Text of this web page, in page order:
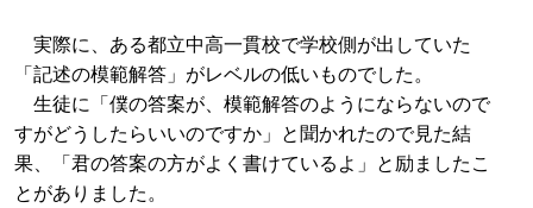
実際に、ある都立中高一貫校で学校側が出していた
「記述の模範解答」がレベルの低いものでした。
生徒に「僕の答案が、模範解答のようにならないので
すがどうしたらいいのですか」と聞かれたので見た結
果、「君の答案の方がよく書けているよ」と励ましたこ
とがありました。